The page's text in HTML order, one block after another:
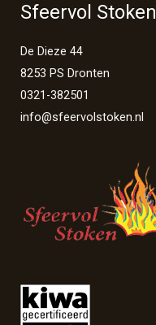
Sfeervol Stoken
De Dieze 44
8253 PS Dronten
0321-382501
info@sfeervolstoken.nl